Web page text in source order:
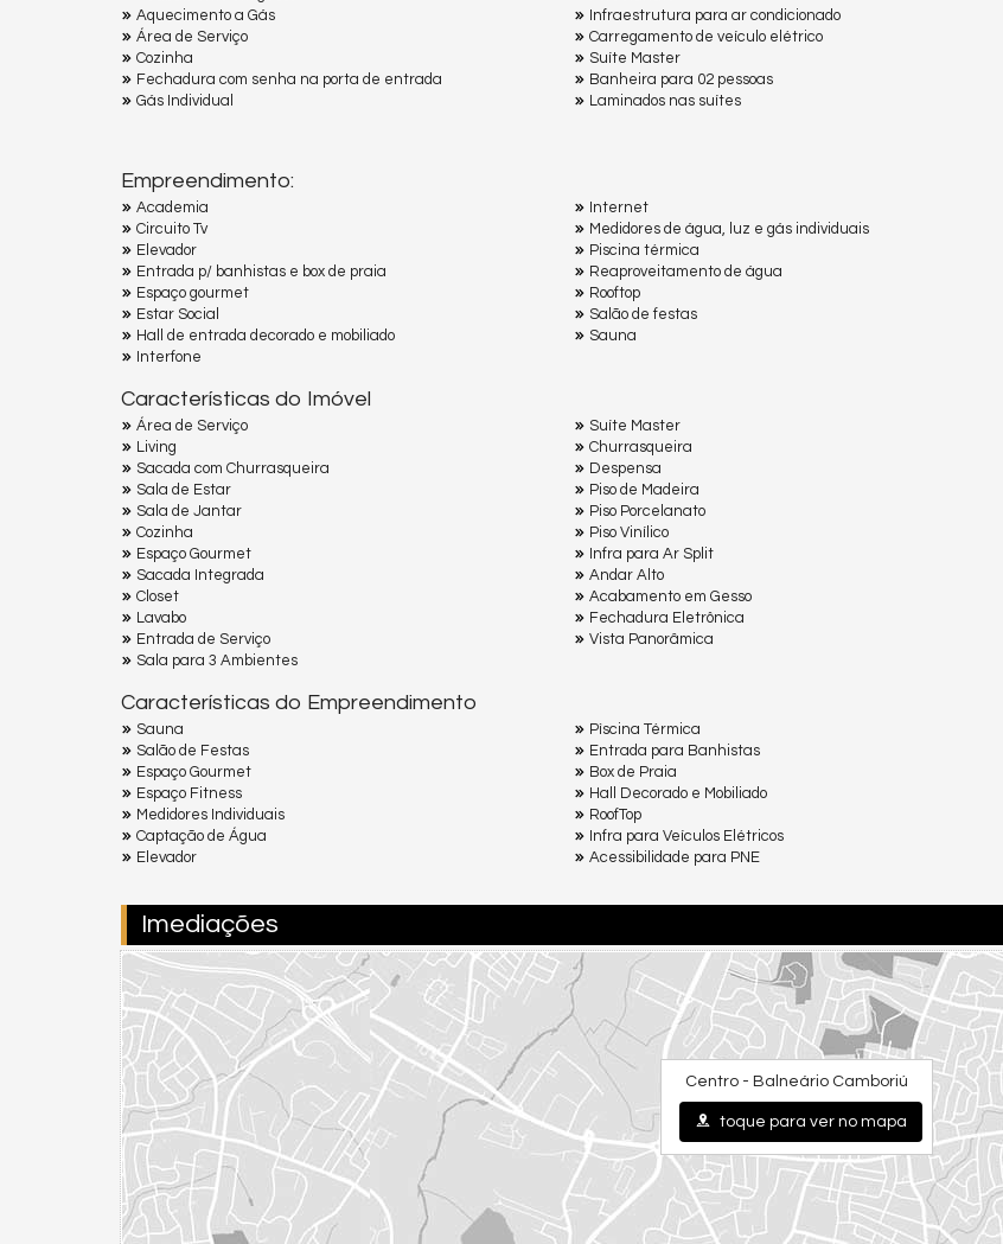
Aquecimento a Gás
Área de Serviço
Cozinha
Fechadura com senha na porta de entrada
Gás Individual
Infraestrutura para ar condicionado
Carregamento de veículo elétrico
Suíte Master
Banheira para 02 pessoas
Laminados nas suítes
Empreendimento:
Academia
Circuito Tv
Elevador
Entrada p/ banhistas e box de praia
Espaço gourmet
Estar Social
Hall de entrada decorado e mobiliado
Interfone
Internet
Medidores de água, luz e gás individuais
Piscina térmica
Reaproveitamento de água
Rooftop
Salão de festas
Sauna
Características do Imóvel
Área de Serviço
Living
Sacada com Churrasqueira
Sala de Estar
Sala de Jantar
Cozinha
Espaço Gourmet
Sacada Integrada
Closet
Lavabo
Entrada de Serviço
Sala para 3 Ambientes
Suíte Master
Churrasqueira
Despensa
Piso de Madeira
Piso Porcelanato
Piso Vinílico
Infra para Ar Split
Andar Alto
Acabamento em Gesso
Fechadura Eletrônica
Vista Panorâmica
Características do Empreendimento
Sauna
Salão de Festas
Espaço Gourmet
Espaço Fitness
Medidores Individuais
Captação de Água
Elevador
Pìscina Térmica
Entrada para Banhistas
Box de Praia
Hall Decorado e Mobiliado
RoofTop
Infra para Veículos Elétricos
Acessibilidade para PNE
Imediações
Centro - Balneário Camboriú
toque para ver no mapa